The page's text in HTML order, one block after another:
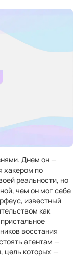
Днем он —
хакером по
реальности, но
чем он мог себе
известный
как
восстания
агентам —
которых —